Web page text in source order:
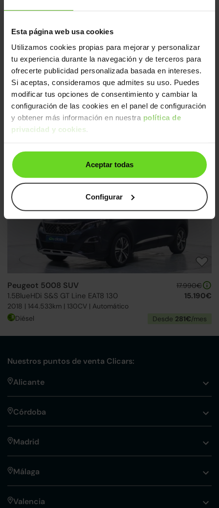
Esta página web usa cookies
Utilizamos cookies propias para mejorar y personalizar
tu experiencia durante la navegación y de terceros para
ofrecerte publicidad personalizada basada en intereses.
Si aceptas, consideramos que admites su uso. Puedes
modificar tus opciones de consentimiento y cambiar la
configuración de las cookies en el panel de configuración
y obtener más información en nuestra política de
privacidad y cookies
Aceptar todas
Configurar
Peugeot 5008 SUV
2019 | 81.074km | 130CV | Manual
/mes
2 días
Ruedas delanteras nuevas
Peugeot 5008 SUV
1.5BlueHDi S&S GT Line EAT8 130
2018 | 144.533km | 130CV | Automático
17.990€
15.190€
Diésel Desde 281€/mes
Nuestros puntos de venta Clicars:
Alicante
Córdoba
Madrid
Málaga
Valencia